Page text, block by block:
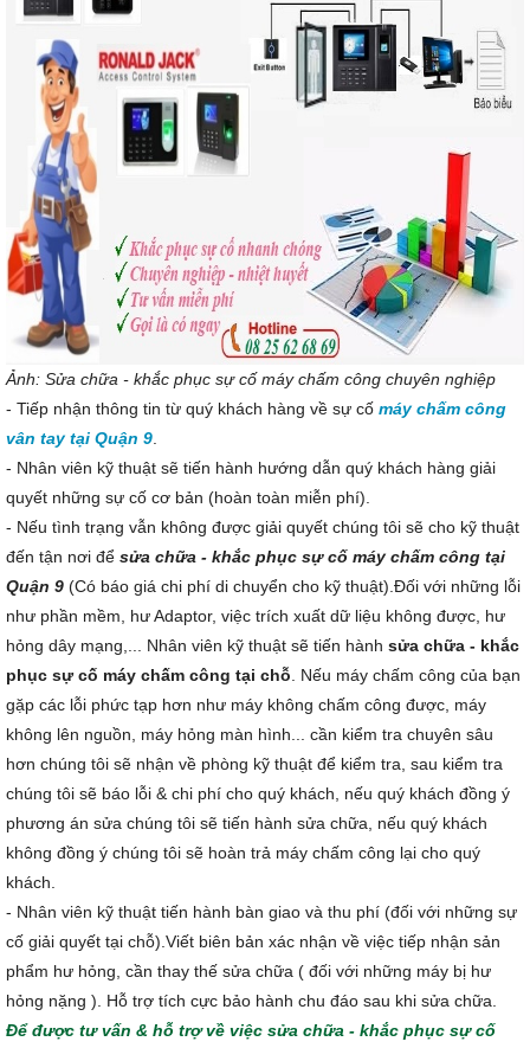
Ảnh: Sửa chữa - khắc phục sự cố máy chấm công chuyên nghiệp
- Tiếp nhận thông tin từ quý khách hàng về sự cố máy chấm công
vân tay tại Quận 9
- Nhân viên kỹ thuật sẽ tiến hành hướng dẫn quý khách hàng giải
quyết những sự cố cơ bản (hoàn toàn miễn phí).
- Nếu tình trạng vẫn không được giải quyết chúng tôi sẽ cho kỹ thuật
đến tận nơi để sửa chữa - khắc phục sự cố máy chấm công tại
Quận 9 (Có báo giá chi phí di chuyển cho kỹ thuật).Đối với những lỗi
như phần mềm, hư Adaptor, việc trích xuất dữ liệu không được, hư
hỏng dây mạng,... Nhân viên kỹ thuật sẽ tiến hành sửa chữa - khắc
phục sự cố máy chấm công tại chỗ . Nếu máy chấm công của bạn
gặp các lỗi phức tạp hơn như máy không chấm công được, máy
không lên nguồn, máy hỏng màn hình... cần kiểm tra chuyên sâu
hơn chúng tôi sẽ nhận về phòng kỹ thuật để kiểm tra, sau kiểm tra
chúng tôi sẽ báo lỗi & chi phí cho quý khách, nếu quý khách đồng ý
phương án sửa chúng tôi sẽ tiến hành sửa chữa, nếu quý khách
không đồng ý chúng tôi sẽ hoàn trả máy chấm công lại cho quý
khách.
- Nhân viên kỹ thuật tiến hành bàn giao và thu phí (đối với những sự
cố giải quyết tại chỗ).Viết biên bản xác nhận về việc tiếp nhận sản
phẩm hư hỏng, cần thay thế sửa chữa ( đối với những máy bị hư
hỏng nặng ). Hỗ trợ tích cực bảo hành chu đáo sau khi sửa chữa.
Để được tư vấn & hỗ trợ về việc sửa chữa - khắc phục sự cố